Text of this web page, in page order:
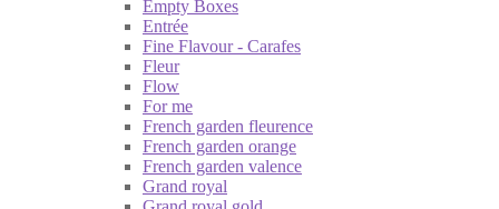
Empty Boxes
Entrée
Fine Flavour - Carafes
Fleur
Flow
For me
French garden fleurence
French garden orange
French garden valence
Grand royal